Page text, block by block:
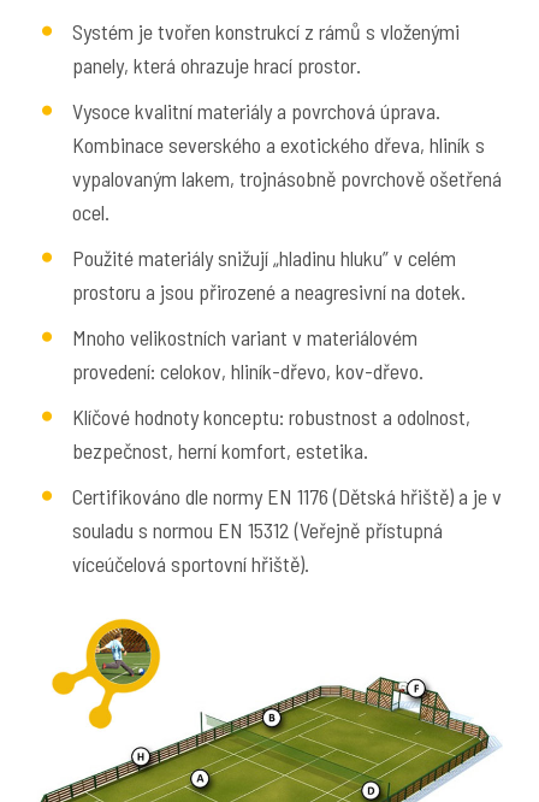
Systém je tvořen konstrukcí z rámů s vloženými
panely, která ohrazuje hrací prostor.
Vysoce kvalitní materiály a povrchová úprava.
Kombinace severského a exotického dřeva, hliník s
vypalovaným lakem, trojnásobně povrchově ošetřená
ocel.
Použité materiály snižují „hladinu hluku” v celém
prostoru a jsou přirozené a neagresivní na dotek.
Mnoho velikostních variant v materiálovém
provedení: celokov, hliník-dřevo, kov-dřevo.
Klíčové hodnoty konceptu: robustnost a odolnost,
bezpečnost, herní komfort, estetika.
Certifikováno dle normy EN 1176 (Dětská hřiště) a je v
souladu s normou EN 15312 (Veřejně přístupná
víceúčelová sportovní hřiště).